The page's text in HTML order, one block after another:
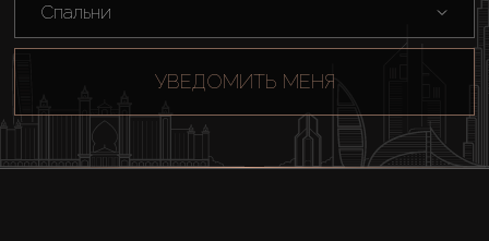
Спальни
УВЕДОМИТЬ МЕНЯ